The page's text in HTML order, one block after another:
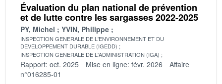
Évaluation du plan national de prévention
et de lutte contre les sargasses 2022-2025
PY, Michel YVIN, Philippe
INSPECTION GENERALE DE L'ENVIRONNEMENT ET DU
DEVELOPPEMENT DURABLE (IGEDD)
INSPECTION GENERALE DE L'ADMINISTRATION (IGA)
Rapport: oct. 2025 Mise en ligne: févr. 2026
Affaire
n°016285-01